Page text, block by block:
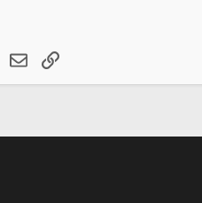
WhatsApp
EmailLink